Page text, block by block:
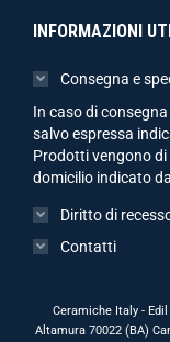
INFORMAZIONI
Consegna e
In caso di
salvo espressa
Prodotti vengono
domicilio indicato
Diritto di
Contatti
Ceramiche Italy -
Altamura 70022 (BA)